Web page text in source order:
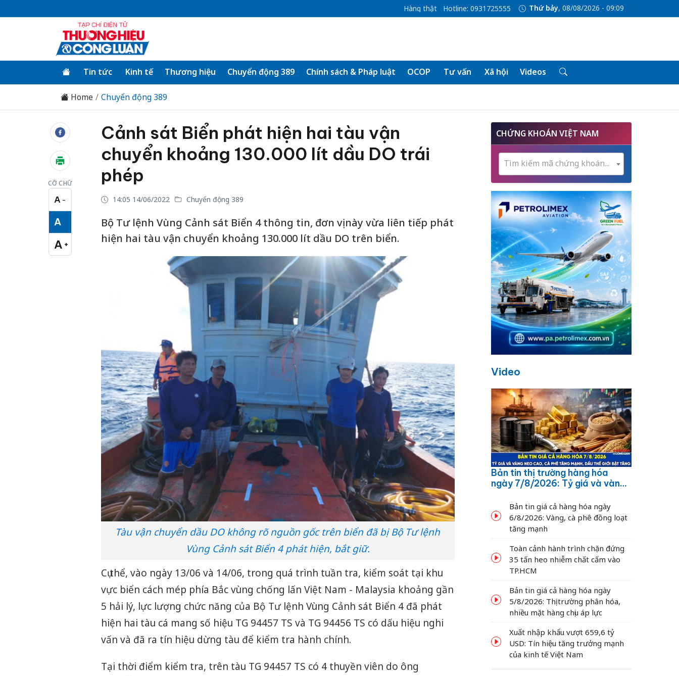
Hàng thật Hotline: 0931725555 Thứ bảy, 08/08/2026 - 09:09
Tin tức Kinh tế Thương hiệu Chuyển động 389 Chính sách & Pháp luật OCOP Tư vấn Xã hội Videos
Home Chuyển động 389
CỠ CHỮ
A −
Cỡ chữ nhỏ
A
Cỡ chữ vừa
A +
Cỡ chữ lớn
Cảnh sát Biển phát hiện hai tàu vận
chuyển khoảng 130.000 lít dầu DO trái
phép
14:05 14/06/2022 Chuyển động 389
Bộ Tư lệnh Vùng Cảnh sát Biển 4 thông tin, đơn vị này vừa liên tiếp phát
hiện hai tàu vận chuyển khoảng 130.000 lít dầu DO trên biển.
Tàu vận chuyển dầu DO không rõ nguồn gốc trên biển đã bị Bộ Tư lệnh
Vùng Cảnh sát Biển 4 phát hiện, bắt giữ.
Cụ thể, vào ngày 13/06 và 14/06, trong quá trình tuần tra, kiểm soát tại khu
vực biển cách mép phía Bắc vùng chống lấn Việt Nam - Malaysia khoảng gần
5 hải lý, lực lượng chức năng của Bộ Tư lệnh Vùng Cảnh sát Biển 4 đã phát
hiện hai tàu cá mang số hiệu TG 94457 TS và TG 94456 TS có dấu hiệu nghi
vấn và đã ra tín hiệu dừng tàu để kiểm tra hành chính.
Tại thời điểm kiểm tra, trên tàu TG 94457 TS có 4 thuyền viên do ông
CHỨNG KHOÁN VIỆT NAM
Tìm kiếm mã chứng khoán...
Video
Bản tin thị trường hàng hóa
ngày 7/8/2026: Tỷ giá và vàng
dầu thế giới bật tăng
Bản tin giá cả hàng hóa ngày
6/8/2026: Vàng, cà phê đồng loạt
tăng mạnh
Toàn cảnh hành trình chặn đứng
35 tấn heo nhiễm chất cấm vào
TP.HCM
Bản tin giá cả hàng hóa ngày
5/8/2026: Thị trường phân hóa,
nhiều mặt hàng chịu áp lực
Xuất nhập khẩu vượt 659,6 tỷ
USD: Tín hiệu tăng trưởng mạnh
của kinh tế Việt Nam